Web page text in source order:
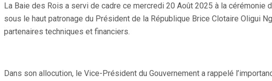
La Baie des Rois a servi de cadre ce mercredi 20 Août 2025 à la
sous le haut patronage du Président de la République Brice Clotaire Oligui
partenaires techniques et financiers.
Dans son allocution, le Vice-Président du Gouvernement a rappelé